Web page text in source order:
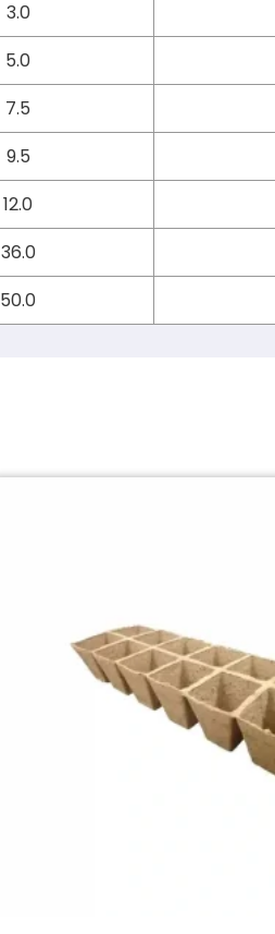
3.0
5.0
7.5
9.5
12.0
36.0
50.0